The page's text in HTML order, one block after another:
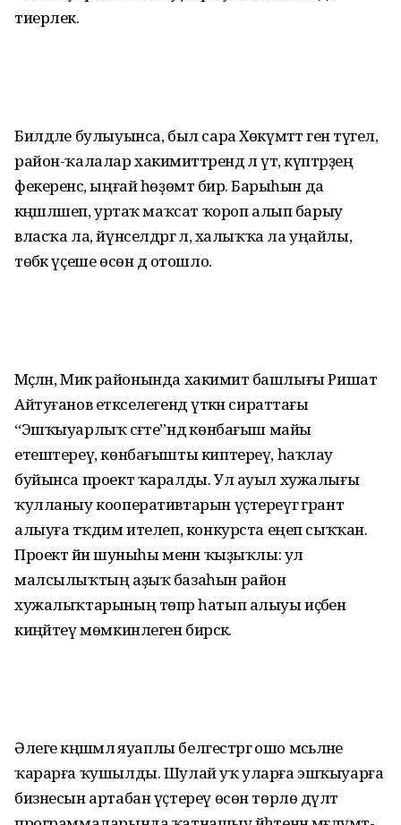
тиерлек.
Билдәле булыуынса, был сара Хөкүмәттә генә түгел,
район-ҡалалар хакимиәттәрендә лә үтә, күптәрҙең
фекеренсә, ыңғай һөҙөмтә бирә. Барыһын да
кәңәшләшеп, уртаҡ маҡсат ҡороп алып барыу
власҡа ла, йүнселдәргә лә, халыҡҡа ла уңайлы,
төбәк үҫеше өсөн дә отошло.
Мәҫәлән, Миәкә районында хакимиәт башлығы Ришат
Айтуғанов етәкселегендә үткән сираттағы
“Эшҡыуарлыҡ сәғәте”ндә көнбағыш майы
етештереү, көнбағышты киптереү, һаҡлау
буйынса проект ҡаралды. Ул ауыл хужалығы
ҡулланыу кооперативтарын үҫтереүгә грант
алыуға тәҡдим ителеп, конкурста еңеп сыҡҡан.
Проект йәнә шуныһы менән ҡыҙыҡлы: ул
малсылыҡтың аҙыҡ базаһын район
хужалыҡтарының төпрә һатып алыуы иҫәбенә
киңәйтеү мөмкинлеген бирәсәк.
Әлеге кәңәшмәлә яуаплы белгестәргә ошо мәсьәләне
ҡарарға ҡушылды. Шулай уҡ уларға эшҡыуарға
бизнесын артабан үҫтереү өсөн төрлө дәүләт